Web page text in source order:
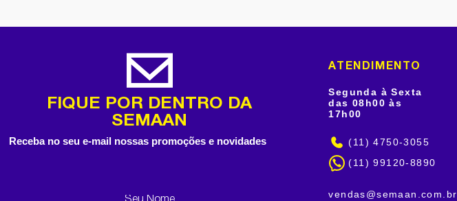
FIQUE POR DENTRO DA
SEMAAN
Receba no seu e-mail nossas promoções e novidades
ATENDIMENTO
Segunda à Sexta
das 08h00 às
17h00
(11) 4750-3055
(11) 99120-8890
vendas@semaan.com.br